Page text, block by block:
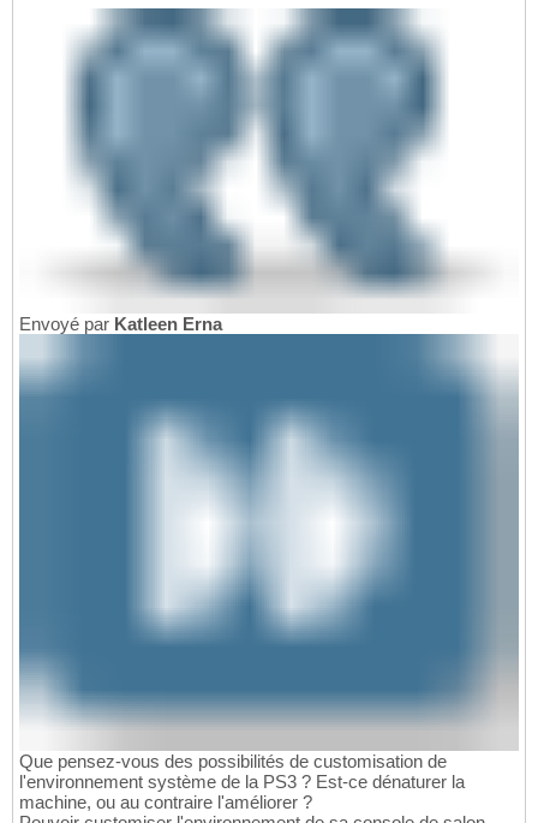
Envoyé par Katleen Erna
Que pensez-vous des possibilités de customisation de
l'environnement système de la PS3 ? Est-ce dénaturer la
machine, ou au contraire l'améliorer ?